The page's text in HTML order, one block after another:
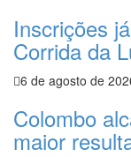
Inscrições
Corrida da
6 de agosto de
Colombo
maior